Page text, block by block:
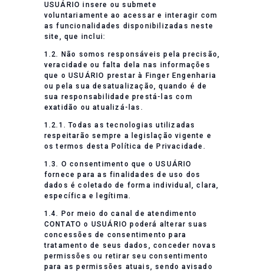
USUÁRIO insere ou submete
voluntariamente ao acessar e interagir com
as funcionalidades disponibilizadas neste
site, que inclui:
1.2. Não somos responsáveis pela precisão,
veracidade ou falta dela nas informações
que o USUÁRIO prestar à Finger Engenharia
ou pela sua desatualização, quando é de
sua responsabilidade prestá-las com
exatidão ou atualizá-las.
1.2.1. Todas as tecnologias utilizadas
respeitarão sempre a legislação vigente e
os termos desta Política de Privacidade.
1.3. O consentimento que o USUÁRIO
fornece para as finalidades de uso dos
dados é coletado de forma individual, clara,
específica e legítima.
1.4. Por meio do canal de atendimento
CONTATO o USUÁRIO poderá alterar suas
concessões de consentimento para
tratamento de seus dados, conceder novas
permissões ou retirar seu consentimento
para as permissões atuais, sendo avisado